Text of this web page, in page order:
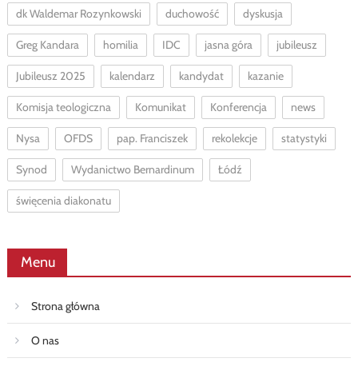
dk Waldemar Rozynkowski duchowość dyskusja
Greg Kandara homilia IDC jasna góra jubileusz
Jubileusz 2025 kalendarz kandydat kazanie
Komisja teologiczna Komunikat Konferencja news
Nysa OFDS pap. Franciszek rekolekcje statystyki
Synod Wydanictwo Bernardinum Łódź
święcenia diakonatu
Menu
Strona główna
O nas